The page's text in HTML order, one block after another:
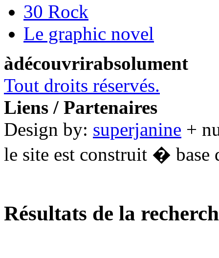
30 Rock
Le graphic novel
àdécouvrirabsolument
Tout droits réservés.
Liens / Partenaires
Design by: superjanine +
le site est construit � base
Résultats de la